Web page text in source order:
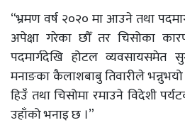
“भ्रमण वर्ष २०२० मा आउने तथा
अपेक्षा गरेका छौँ तर चिसोका
पदमार्गदेखि होटल व्यवसायसमेत
मनाङका कैलाशबाबु तिवारीले
हिउँ तथा चिसोमा रमाउने विदेशी
उहाँको भनाइ छ ।”